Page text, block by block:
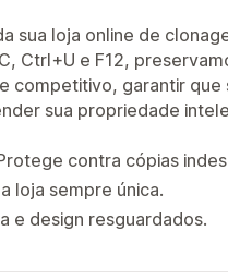
sua loja online de
Ctrl+U e F12,
competitivo, garantir que
sua propriedade
contra cópias
loja sempre única.
e design resguardados.